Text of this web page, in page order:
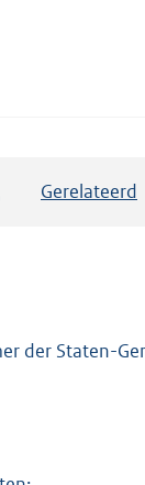
Gerelateerd
der Staten-